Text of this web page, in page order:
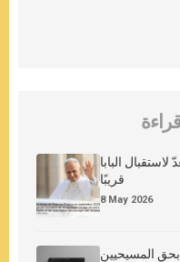
قراءة
البابا
قريبًا
8 May 2026
بحق المسيحيين